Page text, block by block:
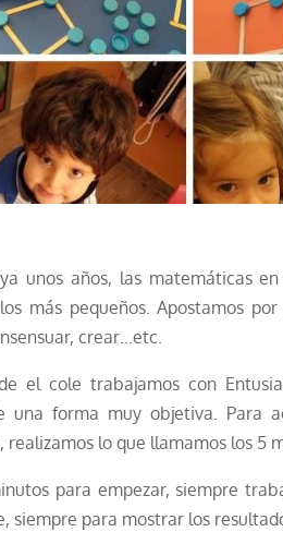
unos años, las matemáticas
más pequeños. Apostamos
crear…etc.
el cole trabajamos con
una forma muy objetiva. Para
realizamos lo que llamamos los 5
para empezar, siempre
siempre para mostrar los